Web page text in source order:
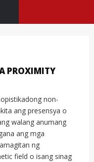
PROXIMITY
non-
ang presensya o
walang anumang
ang mga
ng
field o isang sinag